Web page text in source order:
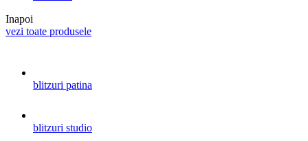
Inapoi
vezi toate produsele
blitzuri patina
blitzuri studio